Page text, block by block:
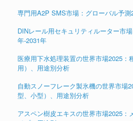
専門用A2P SMS市場：グローバル予測
DINレール用セキュリティルーター市
年-2031年
医療用下水処理装置の世界市場2025：
用）、用途別分析
自動スノーフレーク製氷機の世界市場
型、小型）、用途別分析
アスペン樹皮エキスの世界市場2025：